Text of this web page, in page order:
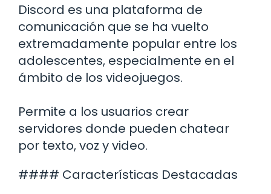
Discord es una plataforma de
comunicación que se ha vuelto
extremadamente popular entre los
adolescentes, especialmente en el
ámbito de los videojuegos.
Permite a los usuarios crear
servidores donde pueden chatear
por texto, voz y video.
#### Características Destacadas